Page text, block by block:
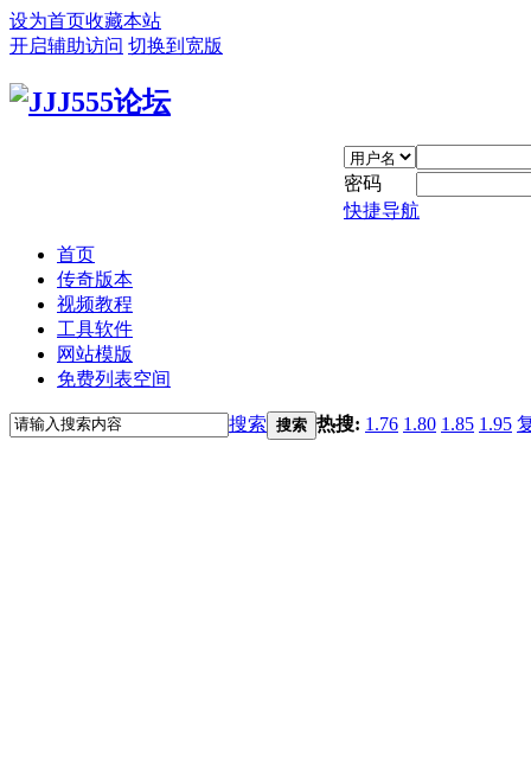
设为首页收藏本站
开启辅助访问 切换到宽版
密码
快捷导航
首页
传奇版本
视频教程
工具软件
网站模版
免费列表空间
搜索 搜索 热搜: 1.76 1.80 1.85 1.95